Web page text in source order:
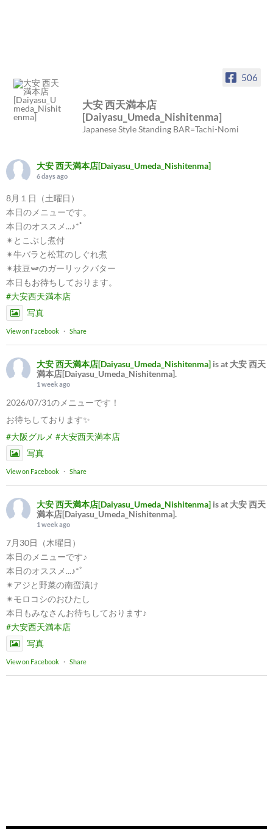
506
大安 西天満本店
[Daiyasu_Umeda_Nishitenma]
Japanese Style Standing BAR=Tachi-Nomi
大安 西天満本店[Daiyasu_Umeda_Nishitenma]
6 days ago
8月１日（土曜日）
本日のメニューです。
本日のオススメ...♪*ﾟ
✴︎とこぶし煮付
✴︎牛バラと松茸のしぐれ煮
✴︎枝豆🫛のガーリックバター
本日もお待ちしております。
#大安西天満本店
写真
View on Facebook · Share
大安 西天満本店[Daiyasu_Umeda_Nishitenma] is at 大安 西天
満本店[Daiyasu_Umeda_Nishitenma].
1 week ago
2026/07/31のメニューです！
お待ちしております✨
#大阪グルメ #大安西天満本店
写真
View on Facebook · Share
大安 西天満本店[Daiyasu_Umeda_Nishitenma] is at 大安 西天
満本店[Daiyasu_Umeda_Nishitenma].
1 week ago
7月30日（木曜日）
本日のメニューです♪
本日のオススメ...♪*ﾟ
✴︎アジと野菜の南蛮漬け
✴︎モロコシのおひたし
本日もみなさんお待ちしております♪
#大安西天満本店
写真
View on Facebook · Share